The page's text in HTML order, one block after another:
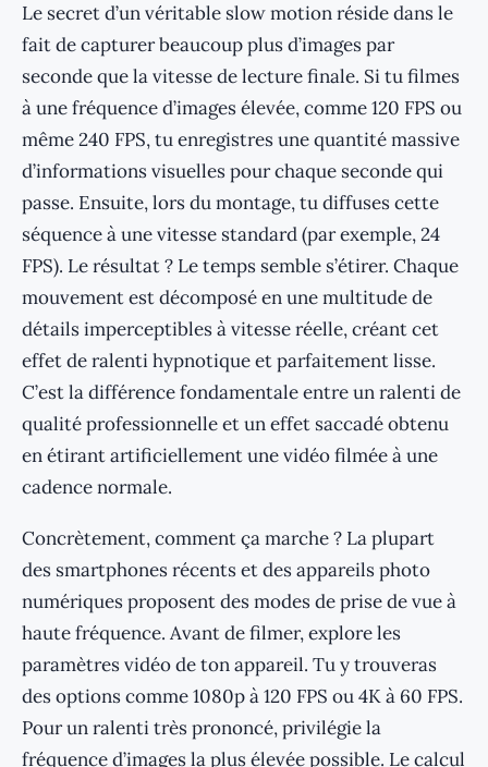
Le secret d’un véritable slow motion réside dans le
fait de capturer beaucoup plus d’images par
seconde que la vitesse de lecture finale. Si tu filmes
à une fréquence d’images élevée, comme 120 FPS ou
même 240 FPS, tu enregistres une quantité massive
d’informations visuelles pour chaque seconde qui
passe. Ensuite, lors du montage, tu diffuses cette
séquence à une vitesse standard (par exemple, 24
FPS). Le résultat ? Le temps semble s’étirer. Chaque
mouvement est décomposé en une multitude de
détails imperceptibles à vitesse réelle, créant cet
effet de ralenti hypnotique et parfaitement lisse.
C’est la différence fondamentale entre un ralenti de
qualité professionnelle et un effet saccadé obtenu
en étirant artificiellement une vidéo filmée à une
cadence normale.
Concrètement, comment ça marche ? La plupart
des smartphones récents et des appareils photo
numériques proposent des modes de prise de vue à
haute fréquence. Avant de filmer, explore les
paramètres vidéo de ton appareil. Tu y trouveras
des options comme 1080p à 120 FPS ou 4K à 60 FPS.
Pour un ralenti très prononcé, privilégie la
fréquence d’images la plus élevée possible. Le calcul